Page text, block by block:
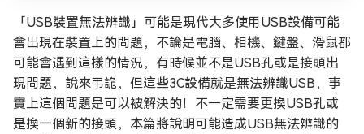
「USB裝置無法辨識」可能是現代大多使用USB設備可能
會出現在裝置上的問題，不論是電腦、相機、鍵盤、滑鼠都
可能會遇到這樣的情況，有時候並不是USB孔或是接頭出
現問題，說來弔詭，但這些3C設備就是無法辨識USB，事
實上這個問題是可以被解決的！不一定需要更換USB孔或
是換一個新的接頭，本篇將說明可能造成USB無法辨識的